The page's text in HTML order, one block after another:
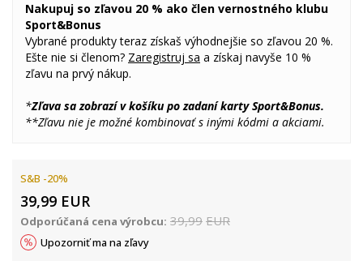
Nakupuj so zľavou 20 % ako člen vernostného klubu
Sport&Bonus
Vybrané produkty teraz získaš výhodnejšie so zľavou 20 %.
Ešte nie si členom? Zaregistruj sa a získaj navyše 10 %
zľavu na prvý nákup.
*Zľava sa zobrazí v košíku po zadaní karty Sport&Bonus.
**Zľavu nie je možné kombinovať s inými kódmi a akciami.
S&B -20%
39,99 EUR
Odporúčaná cena výrobcu: 39,99 EUR
Upozorniť ma na zľavy